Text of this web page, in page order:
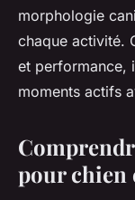
morphologie
chaque activité.
et performance,
moments actifs
pour chien